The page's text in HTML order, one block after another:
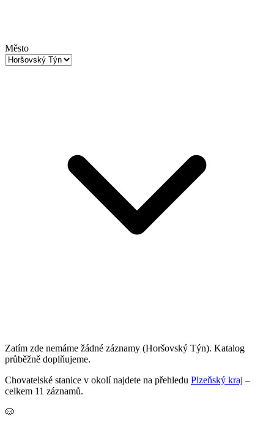
Město
Zatím zde nemáme žádné záznamy (Horšovský Týn). Katalog
průběžně doplňujeme.
Chovatelské stanice v okolí najdete na přehledu Plzeňský kraj –
celkem 11 záznamů.
🐶